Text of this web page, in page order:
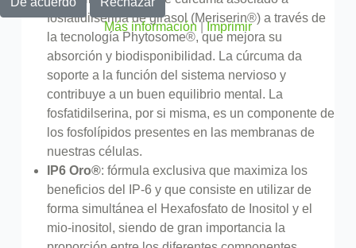
fosfatidilserina de girasol (Meriserin®) a través de
la tecnología Phytosome®, que mejora su
absorción y biodisponibilidad. La cúrcuma da
soporte a la función del sistema nervioso y
contribuye a un buen equilibrio mental. La
fosfatidilserina, por si misma, es un componente de
los fosfolípidos presentes en las membranas de
nuestras células.
IP6 Oro®: fórmula exclusiva que maximiza los
beneficios del IP-6 y que consiste en utilizar de
forma simultánea el Hexafosfato de Inositol y el
mio-inositol, siendo de gran importancia la
Más información|Imprimir